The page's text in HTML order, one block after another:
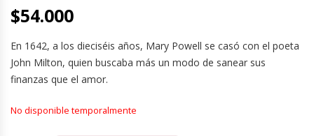
$54.000
En 1642, a los dieciséis años, Mary Powell se casó con el poeta
John Milton, quien buscaba más un modo de sanear sus
finanzas que el amor.
No disponible temporalmente